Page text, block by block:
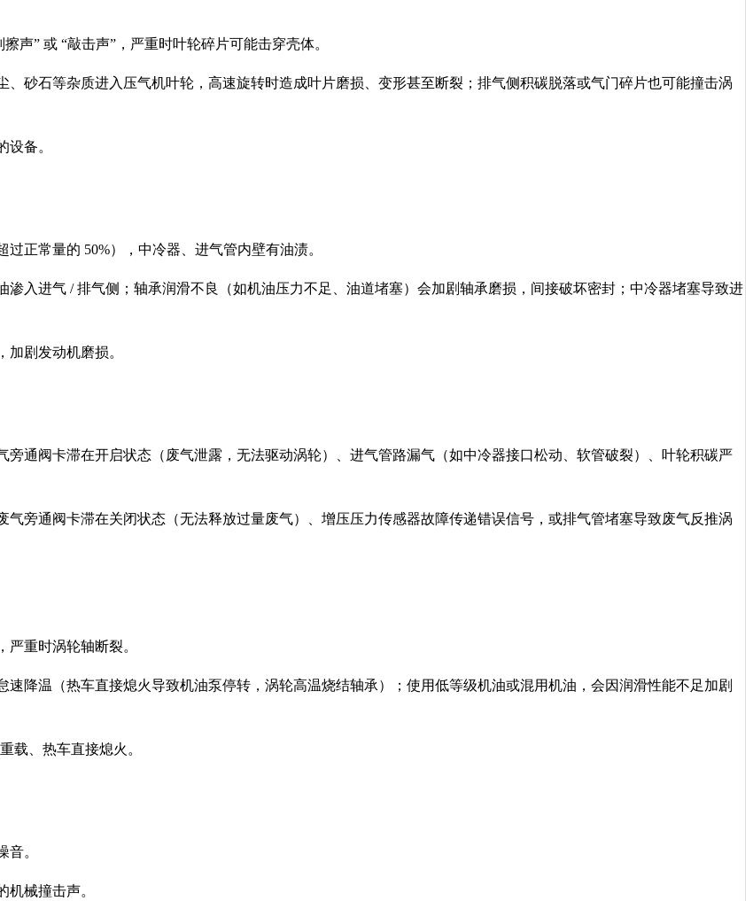
声” 或 “敲击声”，严重时叶轮碎片可能击穿壳体。
砂石等杂质进入压气机叶轮，高速旋转时造成叶片磨损、变形甚至断裂；排气侧积碳脱落或气门碎片也可能撞击涡
备。
正常量的 50%），中冷器、进气管内壁有油渍。
入进气 / 排气侧；轴承润滑不良（如机油压力不足、油道堵塞）会加剧轴承磨损，间接破坏密封；中冷器堵塞导致进
剧发动机磨损。
通阀卡滞在开启状态（废气泄露，无法驱动涡轮）、进气管路漏气（如中冷器接口松动、软管破裂）、叶轮积碳严
旁通阀卡滞在关闭状态（无法释放过量废气）、增压压力传感器故障传递错误信号，或排气管堵塞导致废气反推涡
重时涡轮轴断裂。
降温（热车直接熄火导致机油泵停转，涡轮高温烧结轴承）；使用低等级机油或混用机油，会因润滑性能不足加剧
载、热车直接熄火。
。
械撞击声。